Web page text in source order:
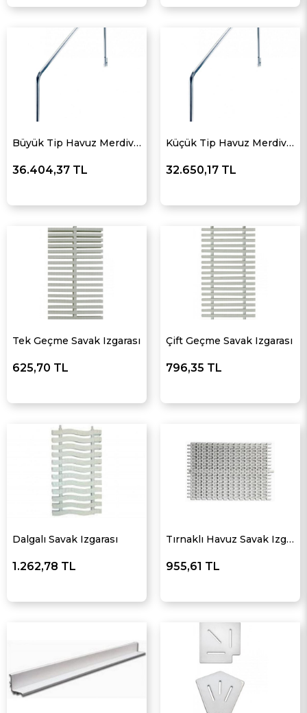
Büyük Tip Havuz Merdiven Tutamağı
36.404,37 TL
Küçük Tip Havuz Merdiven Tutamağı
32.650,17 TL
Tek Geçme Savak Izgarası
625,70 TL
Çift Geçme Savak Izgarası
796,35 TL
Dalgalı Savak Izgarası
1.262,78 TL
Tırnaklı Havuz Savak Izgarası
955,61 TL